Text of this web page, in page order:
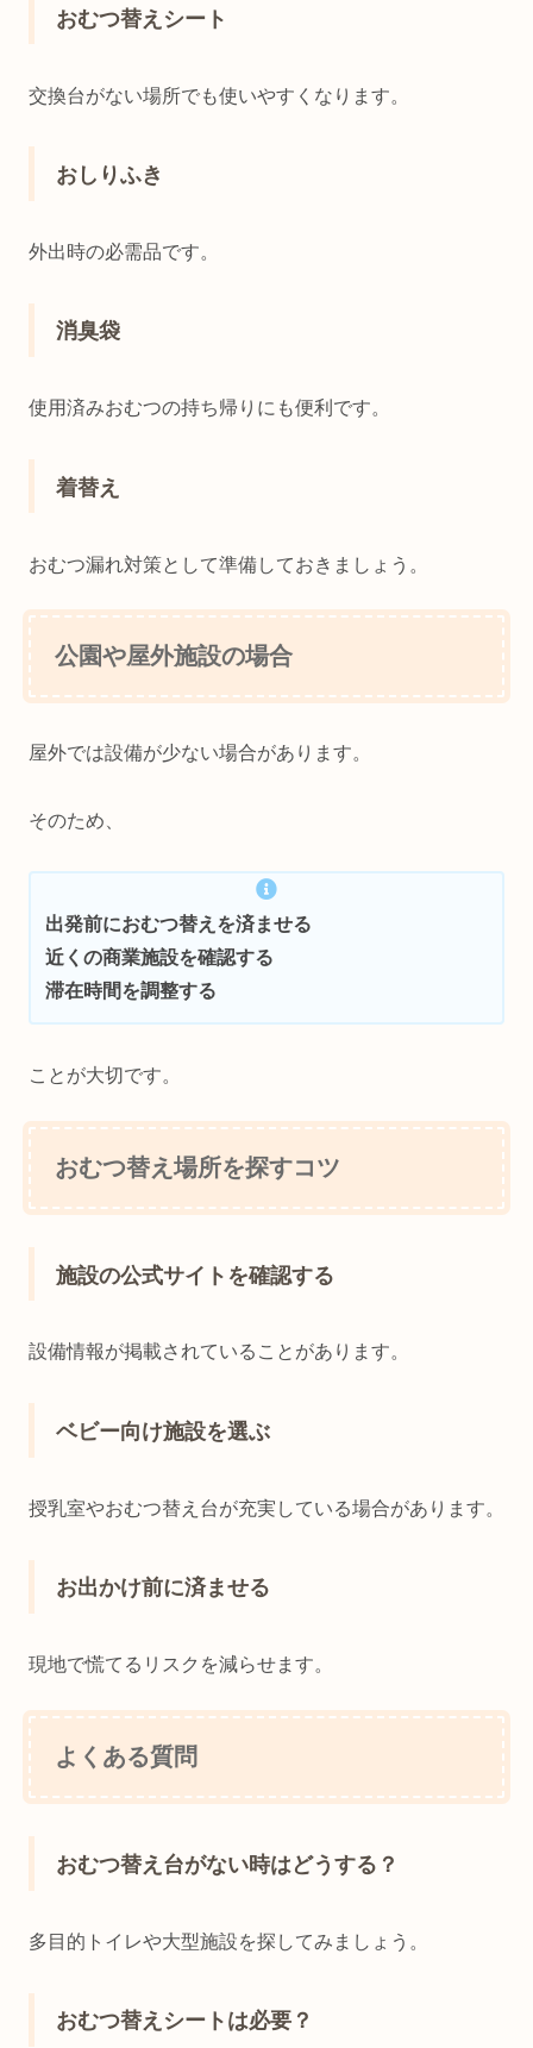
おむつ替えシート
交換台がない場所でも使いやすくなります。
おしりふき
外出時の必需品です。
消臭袋
使用済みおむつの持ち帰りにも便利です。
着替え
おむつ漏れ対策として準備しておきましょう。
公園や屋外施設の場合
屋外では設備が少ない場合があります。
そのため、
出発前におむつ替えを済ませる
近くの商業施設を確認する
滞在時間を調整する
ことが大切です。
おむつ替え場所を探すコツ
施設の公式サイトを確認する
設備情報が掲載されていることがあります。
ベビー向け施設を選ぶ
授乳室やおむつ替え台が充実している場合があります。
お出かけ前に済ませる
現地で慌てるリスクを減らせます。
よくある質問
おむつ替え台がない時はどうする？
多目的トイレや大型施設を探してみましょう。
おむつ替えシートは必要？